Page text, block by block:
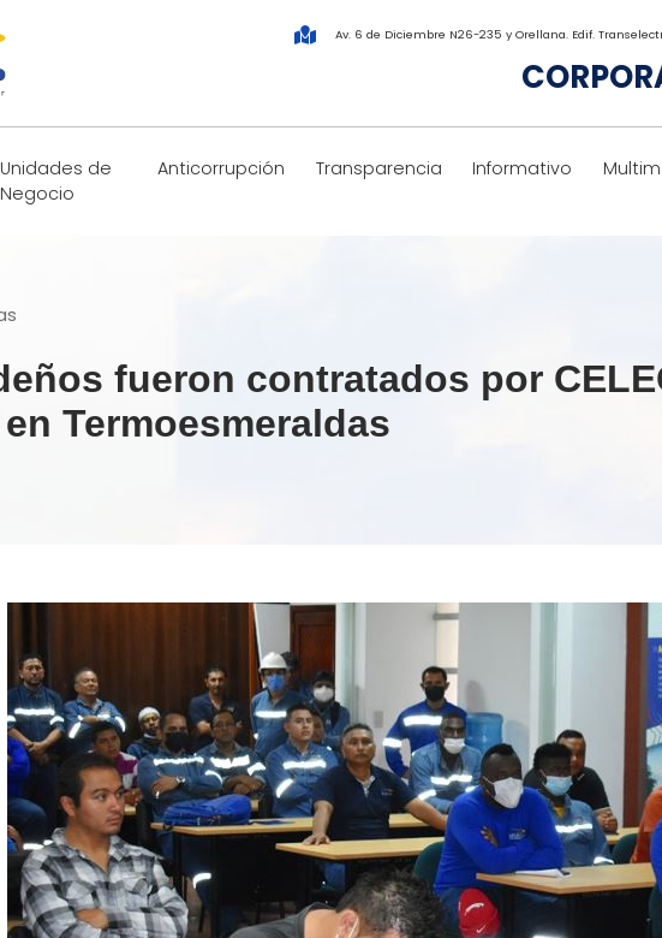
Av. 6 de Diciembre N26-235 y Orellana. Edif.
Unidades de
Negocio
Anticorrupción Transparencia Informativo
fueron contratados por
Termoesmeraldas